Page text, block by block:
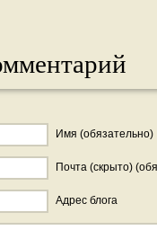
Имя (обязательно)
Почта (скрыто)
Адрес блога